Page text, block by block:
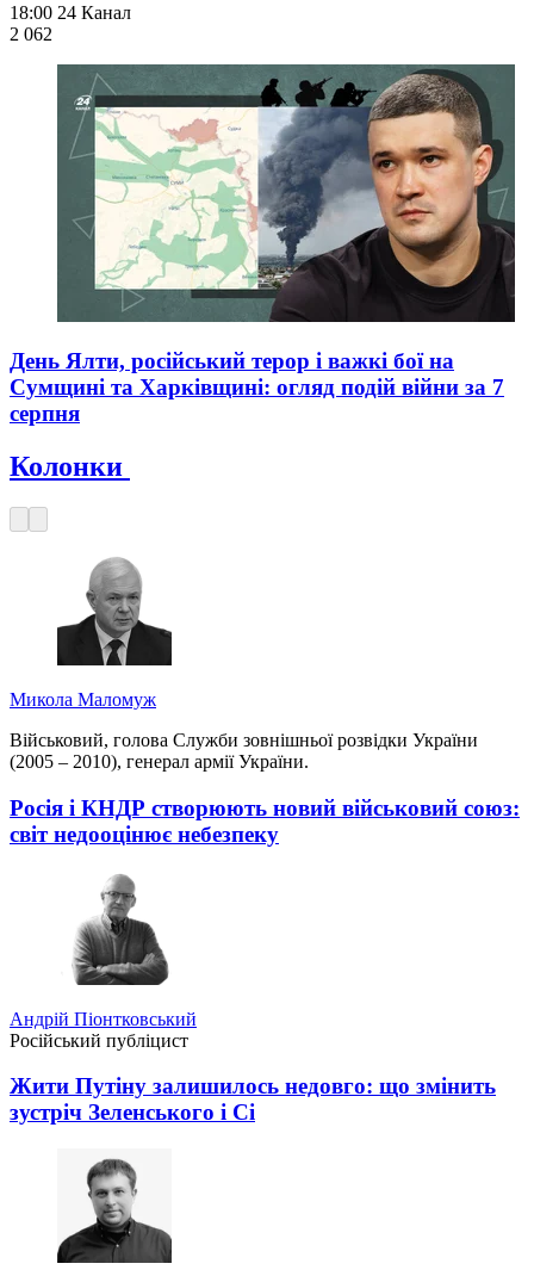
18:00 24 Канал
2 062
День Ялти, російський терор і важкі бої на
Сумщині та Харківщині: огляд подій війни за 7
серпня
Колонки
Микола Маломуж
Військовий, голова Служби зовнішньої розвідки України
(2005 – 2010), генерал армії України.
Росія і КНДР створюють новий військовий союз:
світ недооцінює небезпеку
Андрій Піонтковський
Російський публіцист
Жити Путіну залишилось недовго: що змінить
зустріч Зеленського і Сі